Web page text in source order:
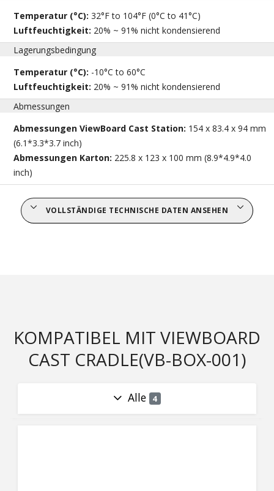
Temperatur (°C):32°F to 104°F (0°C to 41°C)
Luftfeuchtigkeit: 20% ~ 91% nicht kondensierend
Lagerungsbedingung
Temperatur (°C): -10°C to 60°C
Luftfeuchtigkeit: 20% ~ 91% nicht kondensierend
Abmessungen
Abmessungen ViewBoard Cast Station: 154 x 83.4 x 94 mm
(6.1*3.3*3.7 inch)
Abmessungen Karton: 225.8 x 123 x 100 mm (8.9*4.9*4.0
inch)
VOLLSTÄNDIGE TECHNISCHE DATEN ANSEHEN
KOMPATIBEL MIT VIEWBOARD
CAST CRADLE(VB-BOX-001)
Alle 4